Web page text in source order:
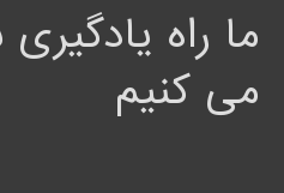
ما راه
می کنیم